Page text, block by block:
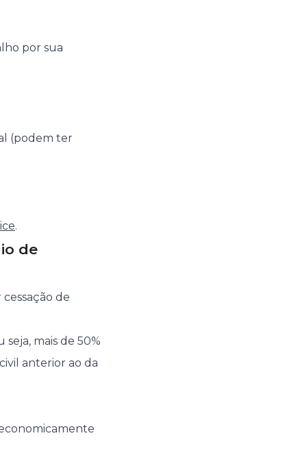
por sua
(podem ter
.
de
de
mais de 50%
anterior ao da